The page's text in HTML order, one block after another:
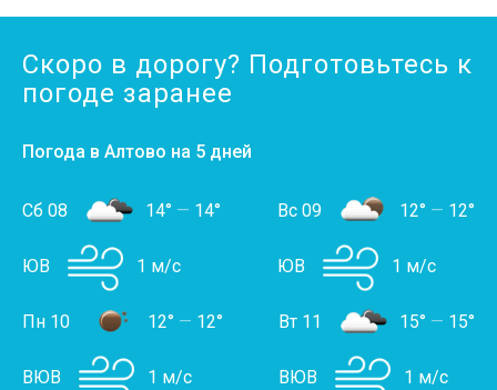
Скоро в дорогу? Подготовьтесь к
погоде заранее
Погода в Алтово на 5 дней
Сб 08 14° — 14°
ЮВ 1 м/с
Вс 09 12° — 12°
ЮВ 1 м/с
Пн 10 12° — 12°
ВЮВ 1 м/с
Вт 11 15° — 15°
ВЮВ 1 м/с